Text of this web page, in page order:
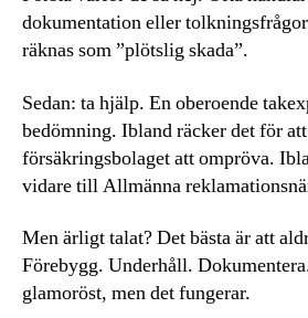
dokumentation eller
räknas som ”plötslig skada”.
Sedan: ta hjälp. En oberoende
bedömning. Ibland räcker det för
försäkringsbolaget att ompröva.
vidare till Allmänna
Men ärligt talat? Det bästa är att
Förebygg. Underhåll.
glamoröst, men det fungerar.